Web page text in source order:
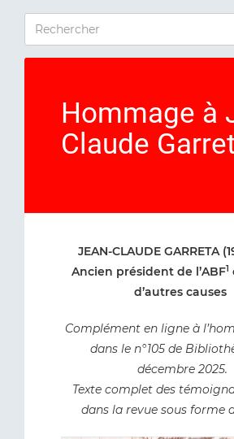
RECHERCHER
Hommage à
Claude
JEAN-CLAUDE GARRETA
Ancien président de l’ABF1
d’autres causes
Complément en ligne à
dans le n°105 de
décembre 2025.
Texte complet des
dans la revue sous forme